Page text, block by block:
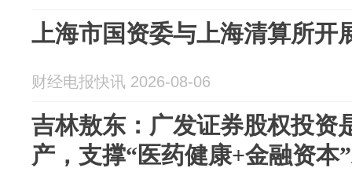
上海市国资委与上海清算所开
财经电报快讯 2026-08-06
吉林敖东：广发证券股权投资
产，支撑“医药健康+金融资本